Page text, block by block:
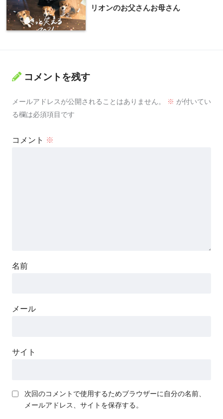
リオンのお父さんお母さん
コメントを残す
メールアドレスが公開されることはありません。 ※ が付いてい
る欄は必須項目です
コメント ※
名前
メール
サイト
次回のコメントで使用するためブラウザーに自分の名前、
メールアドレス、サイトを保存する。